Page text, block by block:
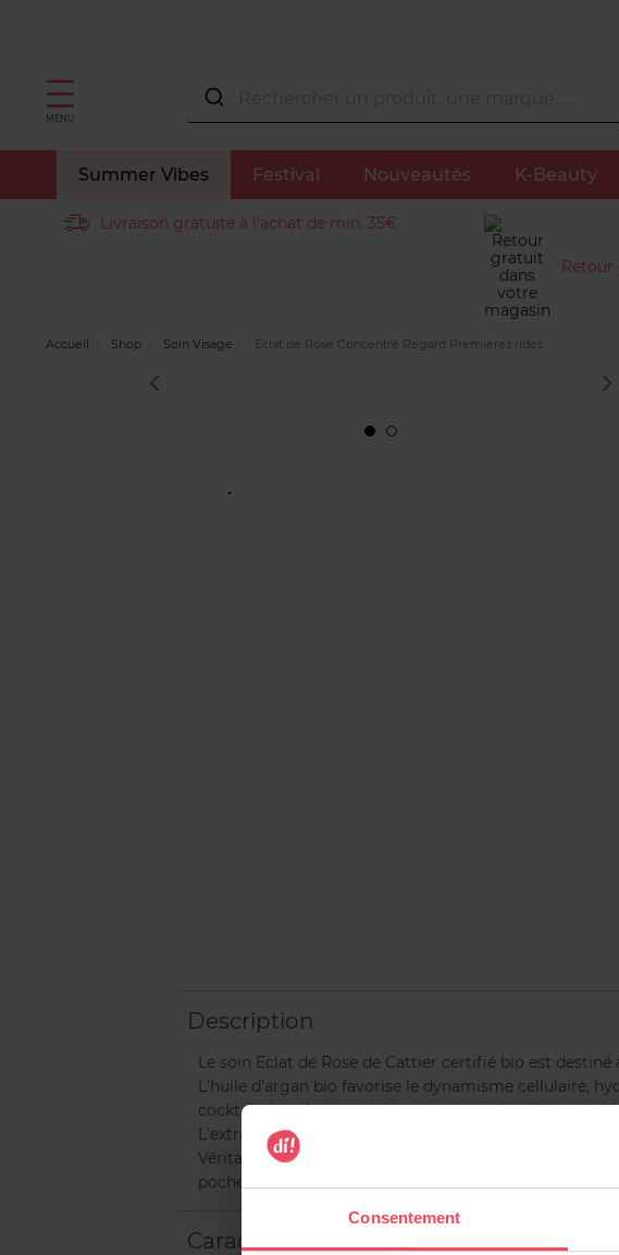
Consentement
MENU
Summer Vibes Festival Nouveautés K-Beauty
Livraison gratuite à l'achat de min. 35€
Accueil Shop Soin Visage Eclat de Rose Concentré Regard Premières rides
Description
Le soin Eclat de Rose de Cattier certifié bio est
L'huile d'argan bio favorise le dynamisme cellulaire,
cocktail d'actifs (cire de blé noir et extraits d'algues)
L'extrait de lavande papillon permet de lutter
Véritable trésor de beauté, l'extrait de rose bio apaise
poches et ridules et illumine le regard.
Caractéristiques